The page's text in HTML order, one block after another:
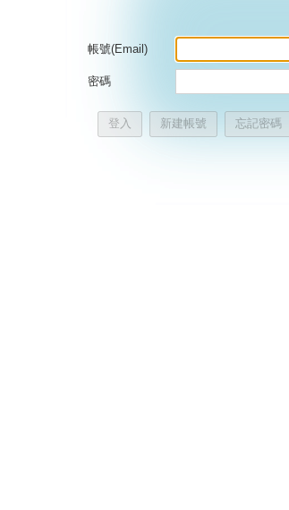
帳號(Email)
密碼